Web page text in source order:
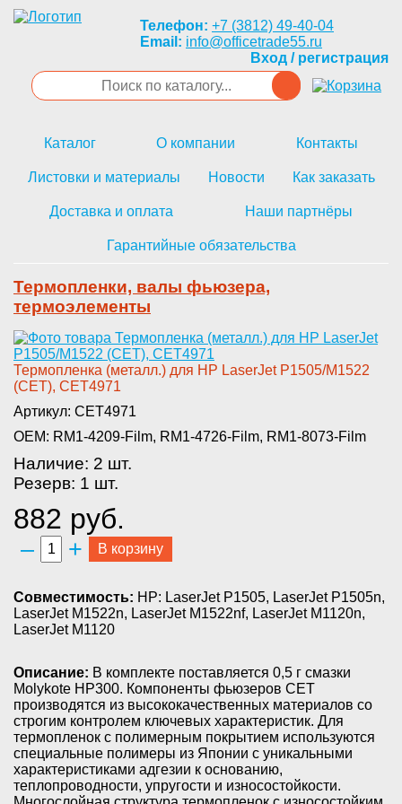
Телефон: +7 (3812) 49-40-04
Email: info@officetrade55.ru
Вход / регистрация
Каталог О компании Контакты
Листовки и материалы Новости Как заказать
Доставка и оплата Наши партнёры
Гарантийные обязательства
Термопленки, валы фьюзера,
термоэлементы
Терм­опленка (металл.) для HP Laser­Jet P1505/M1522
(CET), CET4971­
Артикул: CET4971
OEM: RM1-4209-Film, RM1-4726-Film, RM1-8073-Film
Наличие: 2 шт.
Резерв: 1 шт.
882 руб.
– + В корзину
Совместимость: HP: LaserJet P1505, LaserJet P1505n,
LaserJet M1522n, LaserJet M1522nf, LaserJet M1120n,
LaserJet M1120
Описание: В комплекте поставляется 0,5 г смазки
Molykote HP300. Компоненты фьюзеров CET
производятся из высококачественных материалов со
строгим контролем ключевых характеристик. Для
термопленок с полимерным покрытием используются
специальные полимеры из Японии с уникальными
характеристиками адгезии к основанию,
теплопроводности, упругости и износостойкости.